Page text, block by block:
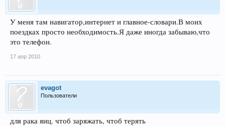
У меня там навигатор,интернет и главное-словари.В моих
поездках просто необходимость.Я даже иногда забываю,что
это телефон.
17 апр 2010
evagot
Пользователи
для рака яиц. чтоб заряжать, чтоб терять